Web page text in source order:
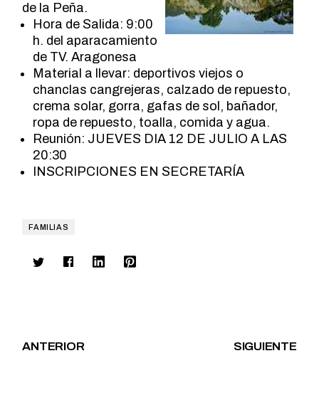
de la Peña.
Hora de Salida: 9:00
h. del aparacamiento
de TV. Aragonesa
Material a llevar: deportivos viejos o
chanclas cangrejeras, calzado de repuesto,
crema solar, gorra, gafas de sol, bañador,
ropa de repuesto, toalla, comida y agua.
Reunión: JUEVES DIA 12 DE JULIO A LAS
20:30
INSCRIPCIONES EN SECRETARÍA
FAMILIAS
ANTERIOR SIGUIENTE